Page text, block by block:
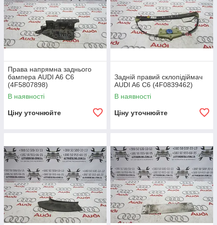
Права напрямна заднього
бампера AUDI A6 C6
(4F5807898)
В наявності
Ціну уточнюйте
Задній правий склопідіймач
AUDI A6 C6 (4F0839462)
В наявності
Ціну уточнюйте